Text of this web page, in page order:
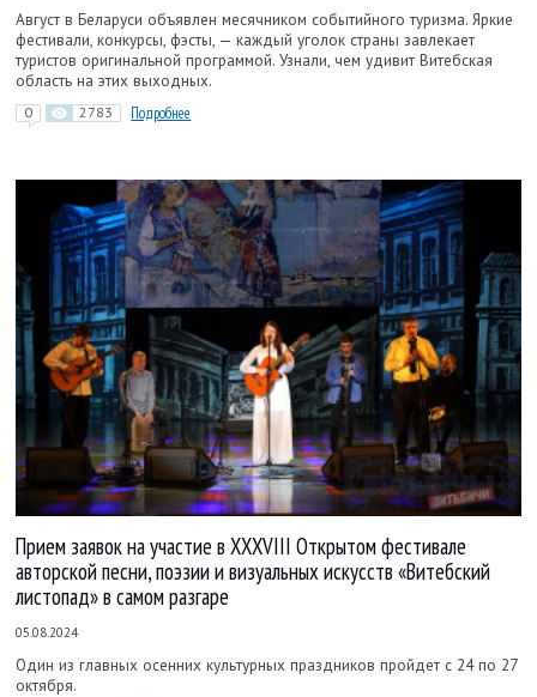
Август в Беларуси объявлен месячником событийного туризма. Яркие
фестивали, конкурсы, фэсты, — каждый уголок страны завлекает
туристов оригинальной программой. Узнали, чем удивит Витебская
область на этих выходных.
0 2783 Подробнее
Прием заявок на участие в XXXVIII Открытом фестивале
авторской песни, поэзии и визуальных искусств «Витебский
листопад» в самом разгаре
05.08.2024
Один из главных осенних культурных праздников пройдет с 24 по 27
октября.